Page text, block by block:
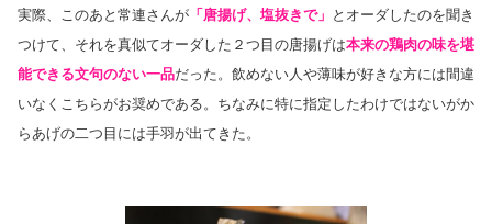
実際、このあと常連さんが 「唐揚げ、塩抜きで」 とオーダしたのを聞き
つけて、それを真似てオーダした２つ目の唐揚げは本来の鶏肉の味を堪
能できる文句のない一品だった。飲めない人や薄味が好きな方には間違
いなくこちらがお奨めである。ちなみに特に指定したわけではないがか
らあげの二つ目には手羽が出てきた。